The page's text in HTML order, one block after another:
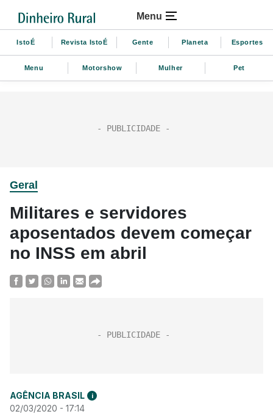
Menu
IstoÉ Revista IstoÉ Gente Planeta Esportes
Menu Motorshow Mulher Pet
Geral
Militares e servidores
aposentados devem começar
no INSS em abril
AGÊNCIA BRASIL i
02/03/2020 - 17:14